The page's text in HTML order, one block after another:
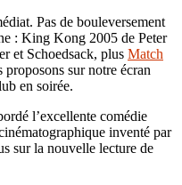
Pas de bouleversement
: King Kong 2005 de Peter
et Schoedsack, plus Match
sur notre écran
en soirée.
l’excellente comédie
inventé par
sur la nouvelle lecture de